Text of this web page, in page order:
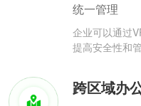
统一管理
企业可以通过
提高安全性和
跨区域办